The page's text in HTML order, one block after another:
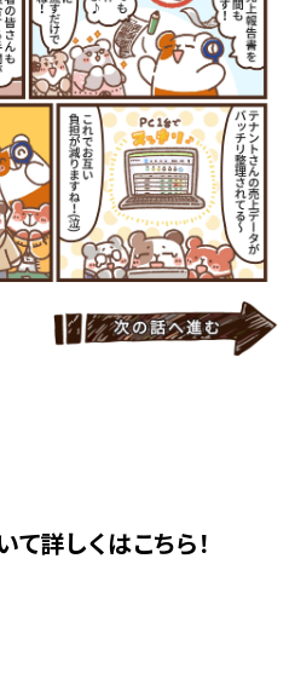
て詳しくはこちら！